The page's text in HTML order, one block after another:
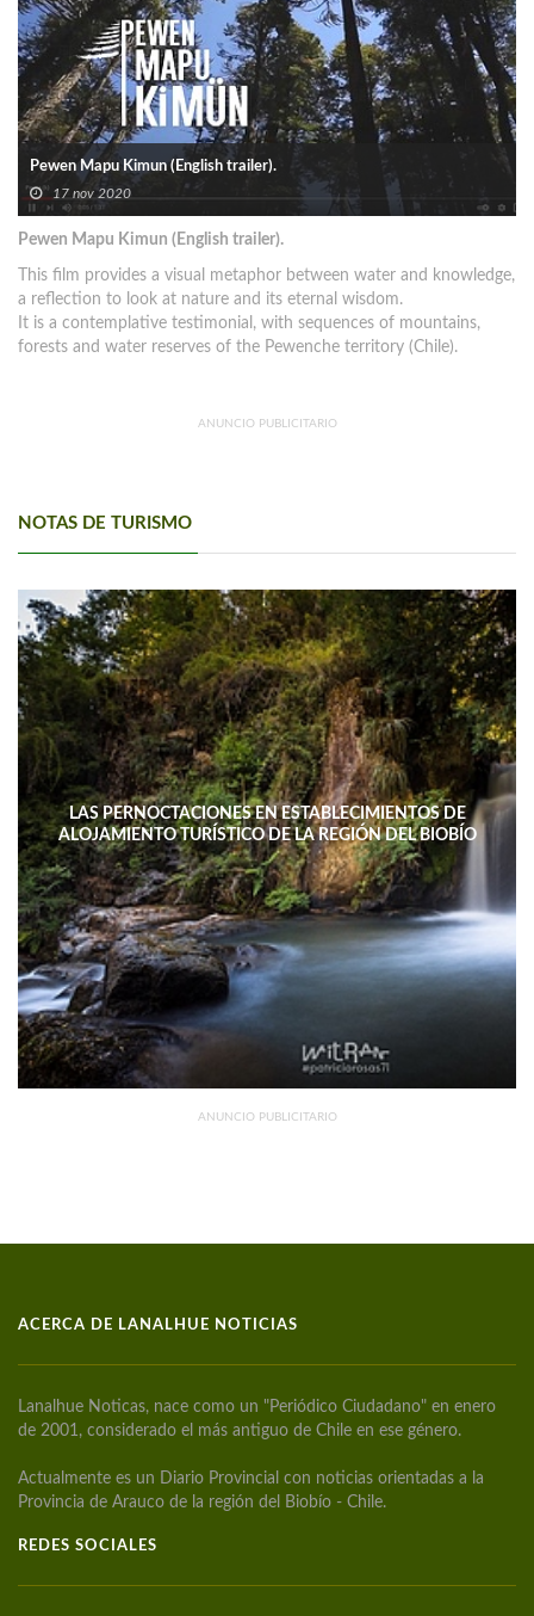
Pewen Mapu Kimun (English trailer).
17 nov 2020
Pewen Mapu Kimun (English trailer).
This film provides a visual metaphor between water and knowledge,
a reflection to look at nature and its eternal wisdom.
It is a contemplative testimonial, with sequences of mountains,
forests and water reserves of the Pewenche territory (Chile).
ANUNCIO PUBLICITARIO
NOTAS DE TURISMO
LAS PERNOCTACIONES EN ESTABLECIMIENTOS DE
ALOJAMIENTO TURÍSTICO DE LA REGIÓN DEL BIOBÍO
DISMINUYERON 15,4% INTERANUAL
ANUNCIO PUBLICITARIO
ACERCA DE LANALHUE NOTICIAS
Lanalhue Noticas, nace como un "Periódico Ciudadano" en enero
de 2001, considerado el más antiguo de Chile en ese género.
Actualmente es un Diario Provincial con noticias orientadas a la
Provincia de Arauco de la región del Biobío - Chile.
REDES SOCIALES